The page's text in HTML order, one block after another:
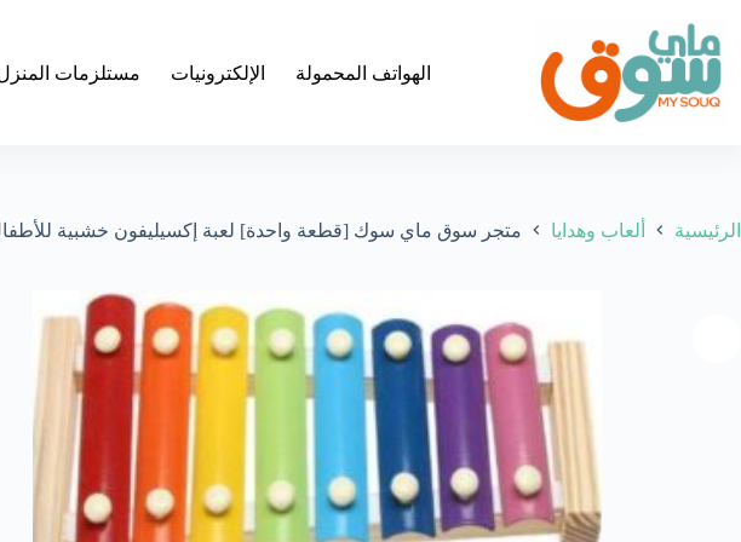
إلى
المحتوى
الهواتف المحمولة الإلكترونيات مستلزمات
الرئيسية ألعاب وهدايا متجر سوق ماي سوك [قطعة واحدة] لعبة إكسيليفون خشبية للأطفال، بألوان قوس قزح، 8